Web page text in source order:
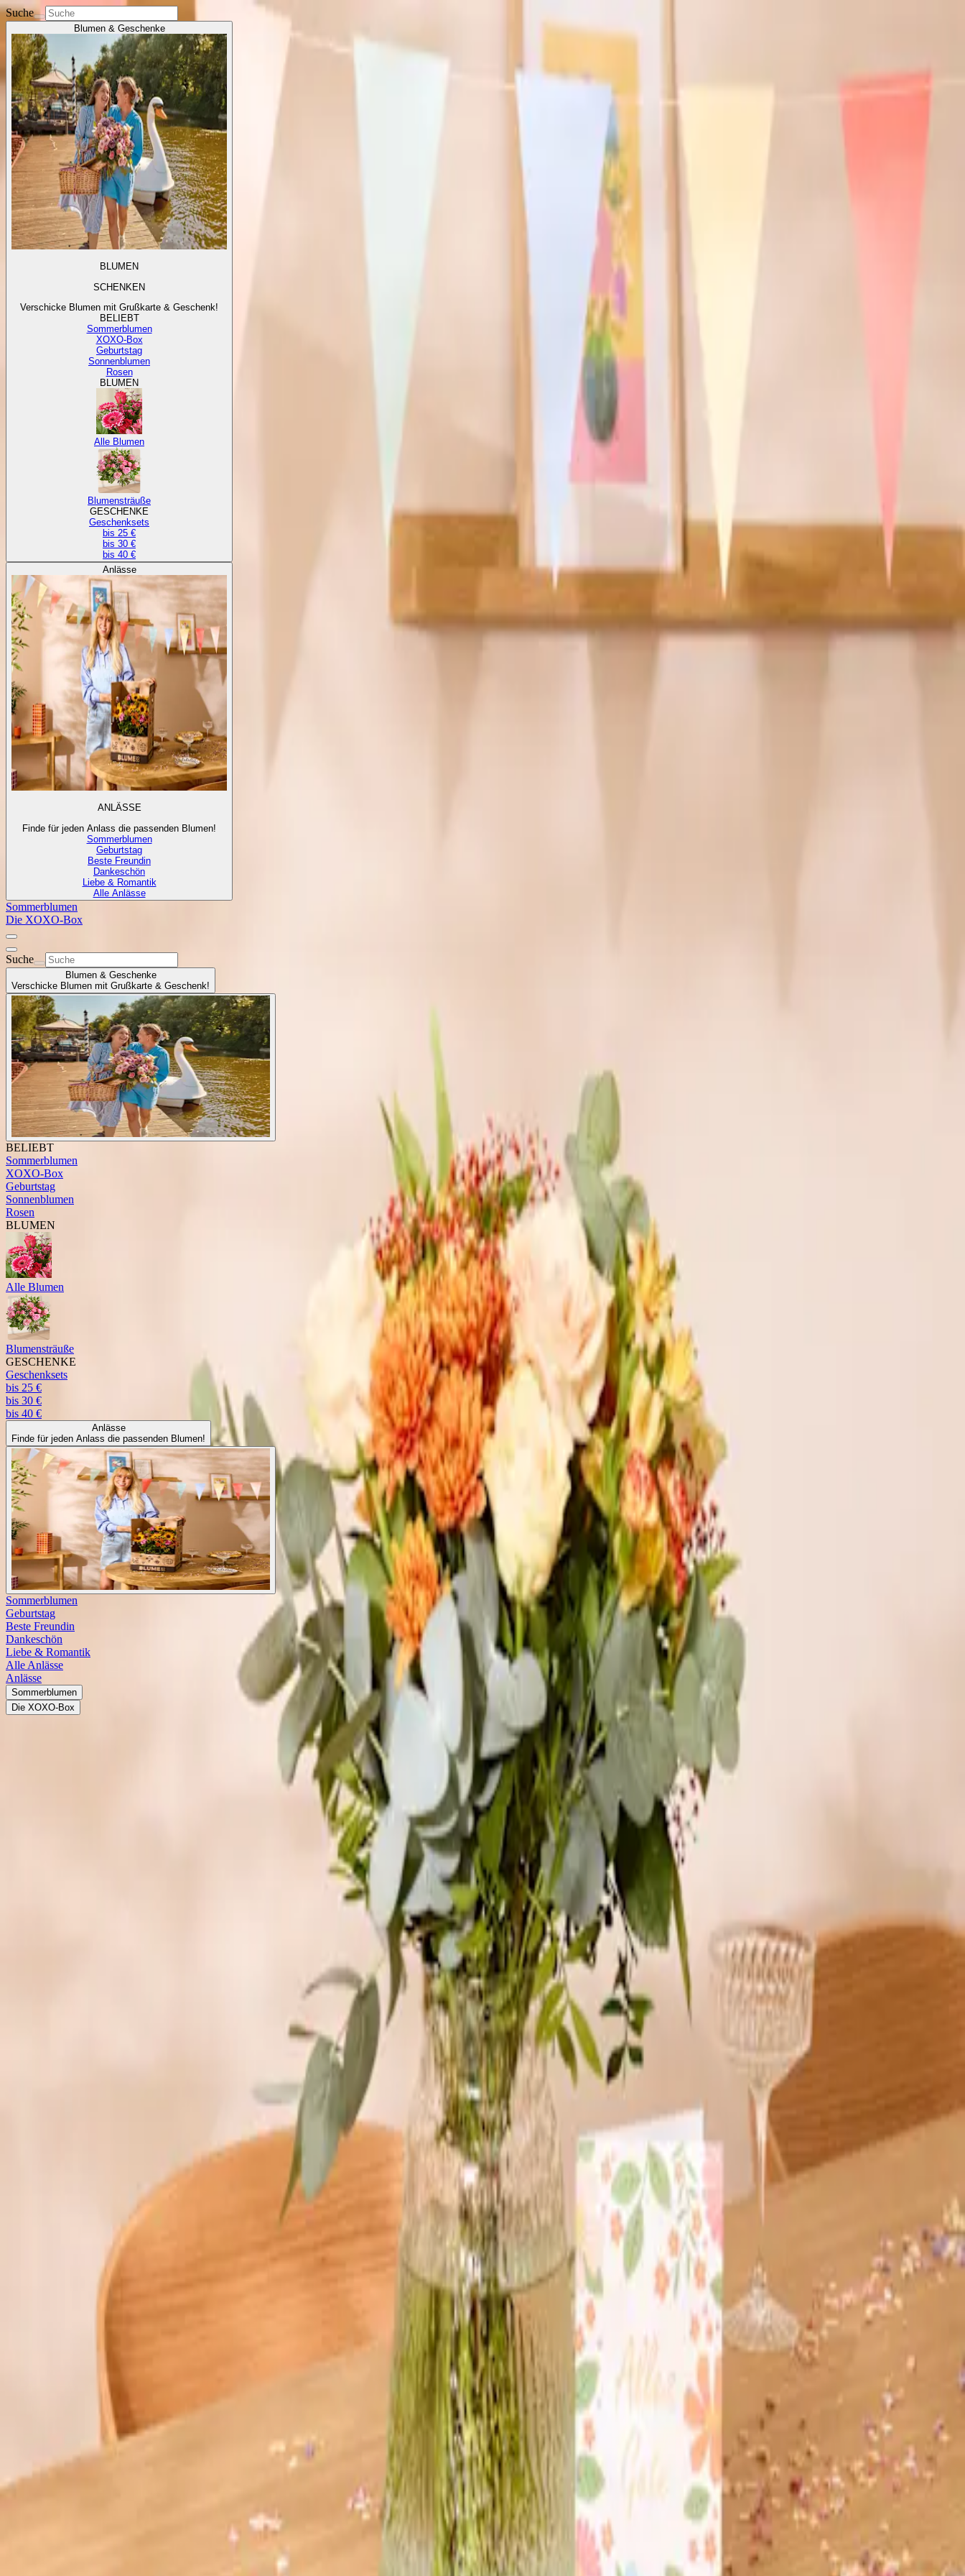
Suche
Blumen & Geschenke
BLUMEN
SCHENKEN
Verschicke Blumen mit Grußkarte & Geschenk!
BELIEBT
Sommerblumen
XOXO-Box
Geburtstag
Sonnenblumen
Rosen
BLUMEN
Alle Blumen
Blumensträuße
GESCHENKE
Geschenksets
bis 25 €
bis 30 €
bis 40 €
Anlässe
ANLÄSSE
Finde für jeden Anlass die passenden Blumen!
Sommerblumen
Geburtstag
Beste Freundin
Dankeschön
Liebe & Romantik
Alle Anlässe
Sommerblumen
Die XOXO-Box
Suche
Blumen & Geschenke
Verschicke Blumen mit Grußkarte & Geschenk!
BELIEBT
Sommerblumen
XOXO-Box
Geburtstag
Sonnenblumen
Rosen
BLUMEN
Alle Blumen
Blumensträuße
GESCHENKE
Geschenksets
bis 25 €
bis 30 €
bis 40 €
Anlässe
Finde für jeden Anlass die passenden Blumen!
Sommerblumen
Geburtstag
Beste Freundin
Dankeschön
Liebe & Romantik
Alle Anlässe
Anlässe
Sommerblumen
Die XOXO-Box
Ob du aus der goldenen Sommersonne oder aus weiß verschneiten Straßen nach Hause kommst – ein ansprechend dekorierter Türkranz stimmt dich sofort auf die vertraute Atmosphäre der eigenen vier Wände
ein. Lass dich von leuchtenden Farben, saisonalen Details und wunderschönem Blumen- und Beerenschmuck begrüßen. Wenn du bei BLUME2000 deinen Türkranz kaufst, erhältst du ein Produkt, das sorgfältig
Türkränze als wunderschöne Geschenke und Mitbringsel
Selbstverständlich kannst du auch als Geschenk einen Türkranz kaufen. So hast du für jede Jahreszeit das passende Mitbringsel parat, egal, ob zuOstern Herbst oder zumAdvent
eingearbeitete Beeren, Zapfen oder Schleifenbänder machen den Türkranz zu einem echten Hingucker und verschönern den gesamten Eingangsbereich. Unsere Türkränze passen aber ebenso gut an jede andere
Zimmertür oder eignen sich auch als Wandschmuck. Du kannst in unserem Online-Shop einen Türkranz kaufen und wir verschicken ihn auf Wunsch direkt an den lieben Menschen, den du beschenken
Kränze haben eine lange Geschichte und in vielen Traditionen eine Rolle gespielt. Im Alten Ägypten wurden zum Beispiel ersehnte Gäste mit Kränzen begrüßt, die ihnen als Zeichen des Willkommens umgelegt
wurden. Noch heute gibt es den Brauch, einem zukünftigen Brautpaar ein paar Nächte vor ihrem Hochzeitstag
einen Kranz an die Tür des gemeinsamen Zuhauses zu hängen. Dabei sammeln die weiblichen
Freunde und Angehörigen des Brautpaares die Materialien für den Kranz, die Männer kümmern sich dann um die Befestigung. Der wichtigste Teil: Das Brautpaar lädt anschließend zu einem kleinen Umtrunk
ein, um die Kranzbinder zu entschädigen. Heutzutage ersparst du dir jedoch leicht die Mühe, denn du kannst ganz einfach einen fertigen Türkranz kaufen.
Durch die Jahrtausende haben Kränze als Opfergabe oder – wie der Lorbeerkranz – als Zeichen des Sieges gedient. Auch die Kreisform des Kranzes ist symbolträchtig: Der geschlossene Kreis ohne Anfang und
Ende symbolisiert, je nach Kultur, das ewige Leben oder auch den Jahreskreis. Deswegen sind gerade im Winter immergrüne Kränze sehr beliebt, da sie an den bald wiederkehrenden Frühling erinnern. In jedem
Fall gilt: Türkränze sind ein wundervolles Geschenk, das zu vielen Gelegenheiten passt. Du kannst heute deinen Türkranz kaufen und wir liefern ihn unkompliziert zu deinem Wunschtermin aus.
Die Artikel in deinem Warenkorb warten auf deine Bestellung.
WIR BRINGEN DICH ZUM
Nach Deutschland versenden
In die Schweiz versenden
Blumenlexikon
Pflanzenlexikon